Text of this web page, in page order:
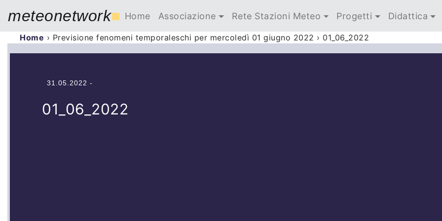
meteonetwork■ Home Associazione Rete Stazioni Meteo Progetti Didattica
Home › Previsione fenomeni temporaleschi per mercoledì 01 giugno 2022 › 01_06_2022
31.05.2022 -
01_06_2022